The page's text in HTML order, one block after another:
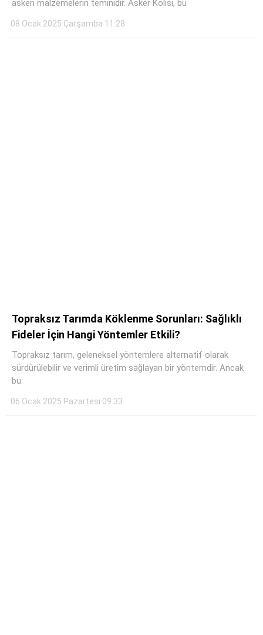
askeri malzemelerin teminidir. Asker Kolisi, bu
08 Ocak 2025 Çarşamba 11:28
Topraksız Tarımda Köklenme Sorunları: Sağlıklı
Fideler İçin Hangi Yöntemler Etkili?
Topraksız tarım, geleneksel yöntemlere alternatif olarak
sürdürülebilir ve verimli üretim sağlayan bir yöntemdir. Ancak
bu
06 Ocak 2025 Pazartesi 09:33